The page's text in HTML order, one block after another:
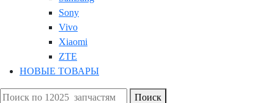
Sony
Vivo
Xiaomi
ZTE
НОВЫЕ ТОВАРЫ
Поиск